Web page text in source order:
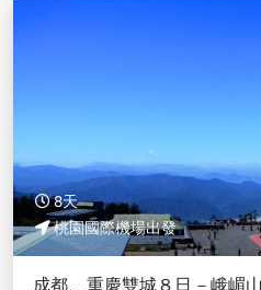
8天
桃園國際機場出發
成都、重慶雙城８日－峨嵋